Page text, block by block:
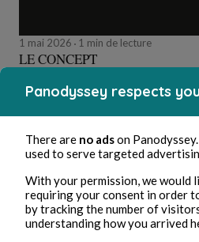
1 mai 2026 1 min de lecture
LE CONCEPT
Poésie et chanson
Adp
Panodyssey respects
There are no adson
used to serve targeted
With your permission, we would
requiring your consent in order
by tracking the number of
understanding how you arrived